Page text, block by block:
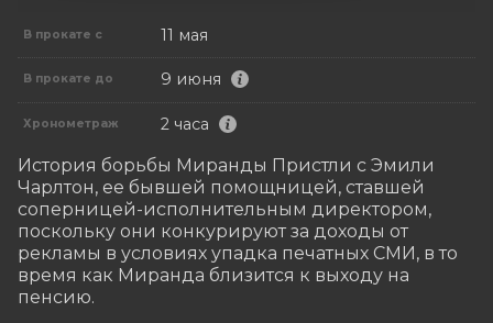
В прокате с 11 мая
В прокате до 9 июня
Хронометраж 2 часа
История борьбы Миранды Пристли с Эмили
Чарлтон, ее бывшей помощницей, ставшей
соперницей-исполнительным директором,
поскольку они конкурируют за доходы от
рекламы в условиях упадка печатных СМИ, в то
время как Миранда близится к выходу на
пенсию.